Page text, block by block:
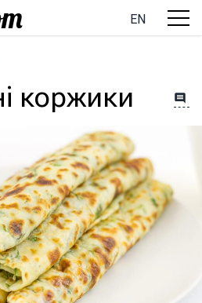
EN
коржики